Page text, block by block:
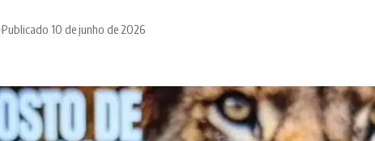
Publicado 10 de junho de 2026